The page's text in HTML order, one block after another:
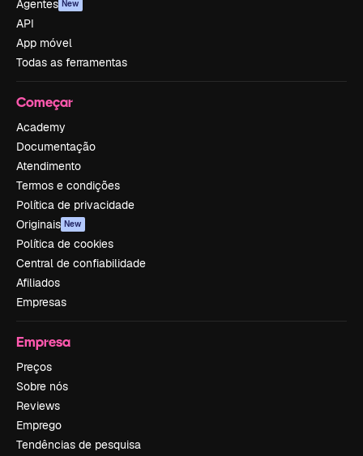
Agentes New
API
App móvel
Todas as ferramentas
Começar
Academy
Documentação
Atendimento
Termos e condições
Política de privacidade
Originais New
Política de cookies
Central de confiabilidade
Afiliados
Empresas
Empresa
Preços
Sobre nós
Reviews
Emprego
Tendências de pesquisa